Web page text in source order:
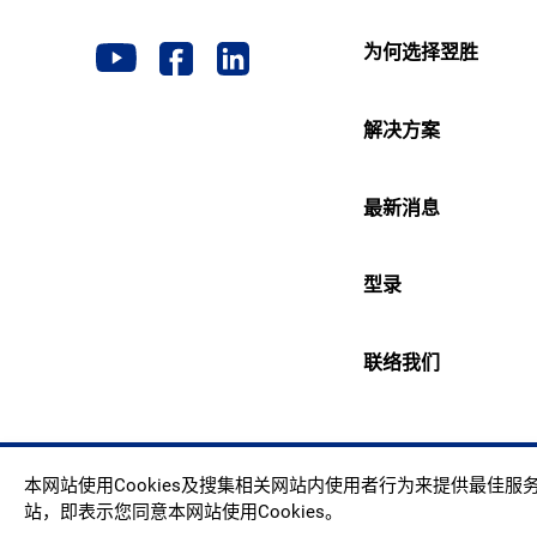
为何选择翌胜
解决方案
最新消息
型录
联络我们
本网站使用Cookies及搜集相关网站内使用者行为来提供最佳服
站，即表示您同意本网站使用Cookies。